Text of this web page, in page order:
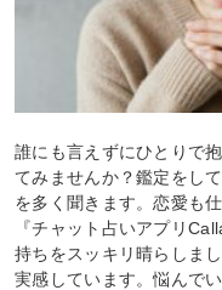
誰にも言えずにひとりで
てみませんか？鑑定をし
を多く聞きます。恋愛も
『チャット占いアプリ
持ちをスッキリ晴らしま
実感しています。悩んで